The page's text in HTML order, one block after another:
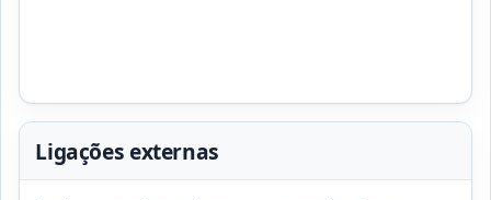
Ligações externas